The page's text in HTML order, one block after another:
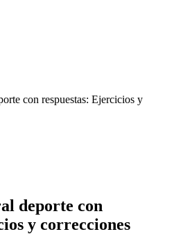
con respuestas: Ejercicios y
deporte con
y correcciones